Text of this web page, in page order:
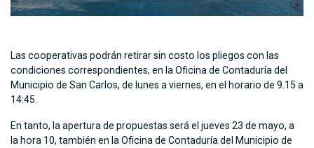
Las cooperativas podrán retirar sin costo los pliegos con las
condiciones correspondientes, en la Oficina de Contaduría del
Municipio de San Carlos, de lunes a viernes, en el horario de 9.15 a
14:45.
En tanto, la apertura de propuestas será el jueves 23 de mayo, a
la hora 10, también en la Oficina de Contaduría del Municipio de